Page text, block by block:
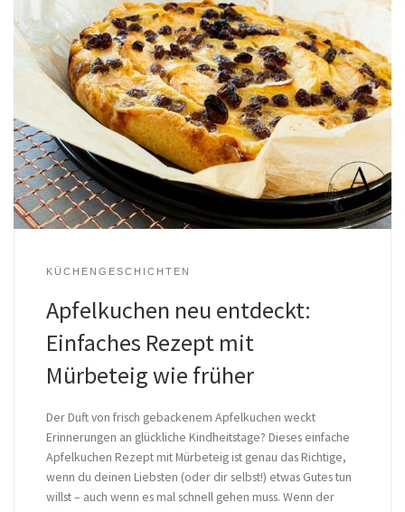
KÜCHENGESCHICHTEN
Apfelkuchen neu entdeckt:
Einfaches Rezept mit
Mürbeteig wie früher
Der Duft von frisch gebackenem Apfelkuchen weckt
Erinnerungen an glückliche Kindheitstage? Dieses einfache
Apfelkuchen Rezept mit Mürbeteig ist genau das Richtige,
wenn du deinen Liebsten (oder dir selbst!) etwas Gutes tun
willst – auch wenn es mal schnell gehen muss. Wenn der